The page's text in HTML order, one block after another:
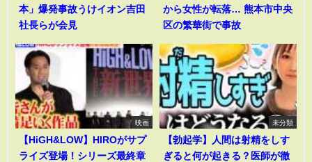
本」爆発事故うけイオン吉田
社長らが会見
から女性が転落… 熊本市中央
区の繁華街で事故
映画
【HiGH&LOW】HIROがサプ
ライズ登場！シリーズ最終章
未分類
【勃起学】人間は射精をしす
ぎると何が起きる？医師が徹